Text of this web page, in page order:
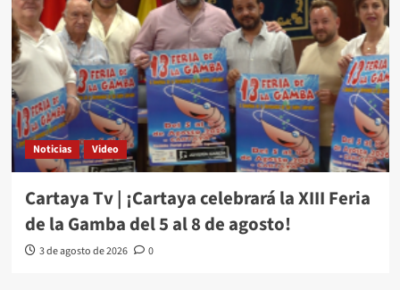
Noticias Video
Cartaya Tv | ¡Cartaya celebrará la XIII Feria
de la Gamba del 5 al 8 de agosto!
3 de agosto de 2026 0